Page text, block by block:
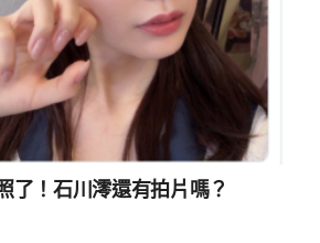
了！石川澪還有拍片嗎？